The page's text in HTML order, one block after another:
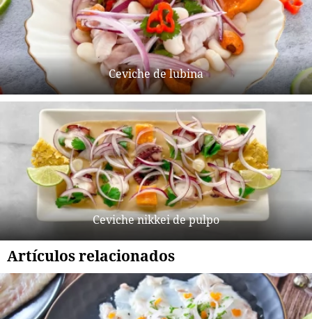
Ceviche de lubina
Ceviche nikkei de pulpo
Artículos relacionados